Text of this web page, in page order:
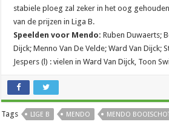
stabiele ploeg zal zeker in het oog
van de prijzen in Liga B.
Speelden voor Mendo: Ruben Duwaerts;
Dijck; Menno Van De Velde; Ward Van Dijck;
Jespers (l) : vielen in Ward Van Dijck, Toon
Tags LIGE B MENDO MENDO